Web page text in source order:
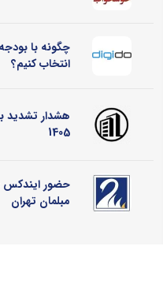
چگونه با
انتخاب کنیم؟
هشدار تشدید
1405
حضور ایندکس
مبلمان تهران